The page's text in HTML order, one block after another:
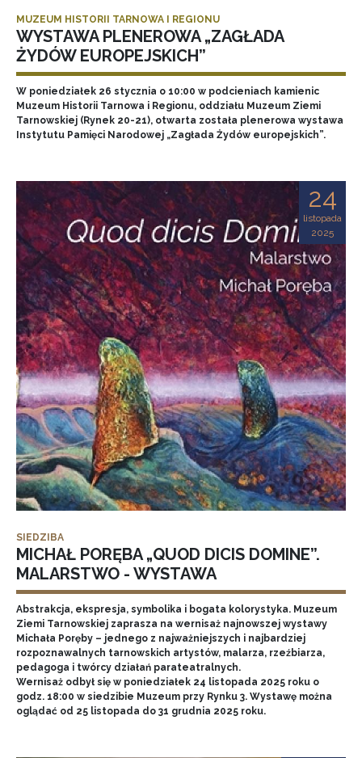
MUZEUM HISTORII TARNOWA I REGIONU
WYSTAWA PLENEROWA „ZAGŁADA
ŻYDÓW EUROPEJSKICH”
W poniedziałek 26 stycznia o 10:00 w podcieniach kamienic
Muzeum Historii Tarnowa i Regionu, oddziału Muzeum Ziemi
Tarnowskiej (Rynek 20-21), otwarta została plenerowa wystawa
Instytutu Pamięci Narodowej „Zagłada Żydów europejskich”.
24
listopada
2025
SIEDZIBA
MICHAŁ PORĘBA „QUOD DICIS DOMINE”.
MALARSTWO - WYSTAWA
Abstrakcja, ekspresja, symbolika i bogata kolorystyka. Muzeum
Ziemi Tarnowskiej zaprasza na wernisaż najnowszej wystawy
Michała Poręby – jednego z najważniejszych i najbardziej
rozpoznawalnych tarnowskich artystów, malarza, rzeźbiarza,
pedagoga i twórcy działań parateatralnych.
Wernisaż odbył się w poniedziałek 24 listopada 2025 roku o
godz. 18:00 w siedzibie Muzeum przy Rynku 3. Wystawę można
oglądać od 25 listopada do 31 grudnia 2025 roku.